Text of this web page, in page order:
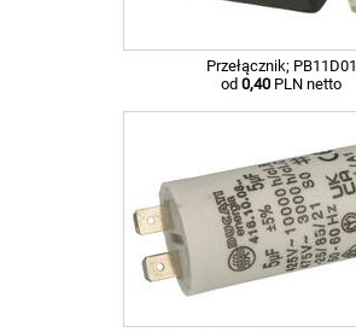
Przełącznik; PB11D01
od 0,40 PLN netto